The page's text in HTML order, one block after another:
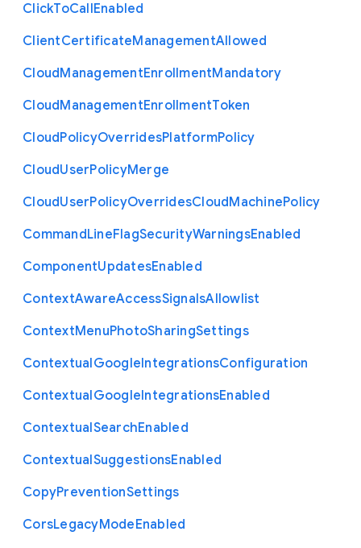
ClickToCallEnabled
ClientCertificateManagementAllowed
CloudManagementEnrollmentMandatory
CloudManagementEnrollmentToken
CloudPolicyOverridesPlatformPolicy
CloudUserPolicyMerge
CloudUserPolicyOverridesCloudMachinePolicy
CommandLineFlagSecurityWarningsEnabled
ComponentUpdatesEnabled
ContextAwareAccessSignalsAllowlist
ContextMenuPhotoSharingSettings
ContextualGoogleIntegrationsConfiguration
ContextualGoogleIntegrationsEnabled
ContextualSearchEnabled
ContextualSuggestionsEnabled
CopyPreventionSettings
CorsLegacyModeEnabled